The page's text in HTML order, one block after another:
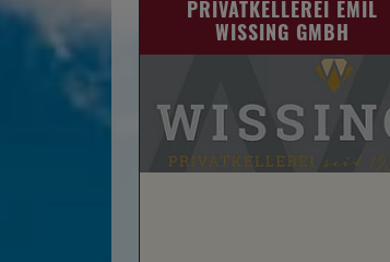
PRIVATKELLEREI EMIL
WISSING GMBH